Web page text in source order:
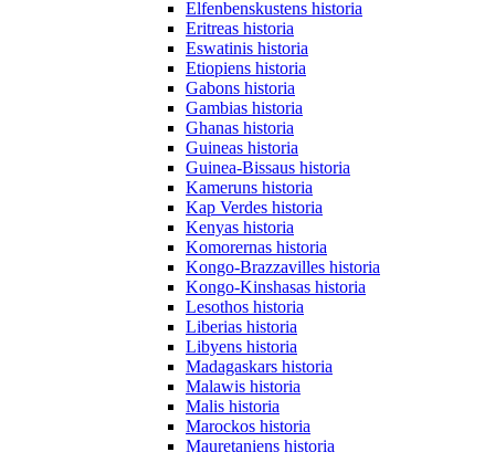
Elfenbenskustens historia
Eritreas historia
Eswatinis historia
Etiopiens historia
Gabons historia
Gambias historia
Ghanas historia
Guineas historia
Guinea-Bissaus historia
Kameruns historia
Kap Verdes historia
Kenyas historia
Komorernas historia
Kongo-Brazzavilles historia
Kongo-Kinshasas historia
Lesothos historia
Liberias historia
Libyens historia
Madagaskars historia
Malawis historia
Malis historia
Marockos historia
Mauretaniens historia